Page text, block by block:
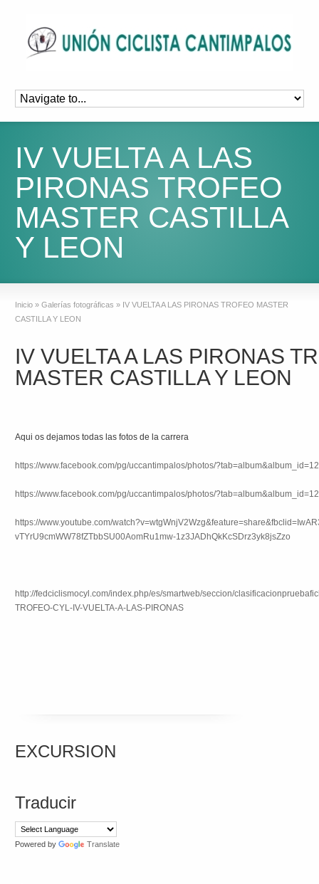
IV VUELTA A LAS
PIRONAS TROFEO
MASTER CASTILLA
Y LEON
Inicio » Galerías fotográficas » IV VUELTA A LAS PIRONAS TROFEO MASTER
CASTILLA Y LEON
IV VUELTA A LAS PIRONAS
MASTER CASTILLA Y LEON
Aqui os dejamos todas las fotos de la carrera
https://www.facebook.com/pg/uccantimpalos/photos/
https://www.facebook.com/pg/uccantimpalos/photos/
https://www.youtube.com/
vTYrU9cmWW78fZTbbSU00AomRu1mw-1z3JADhQkKcSDrz3yk8jsZzo
http://fedciclismocyl.com/index.php/es/smartweb/seccion/
TROFEO-CYL-IV-VUELTA-A-LAS-PIRONAS
EXCURSION
Traducir
Powered by Translate